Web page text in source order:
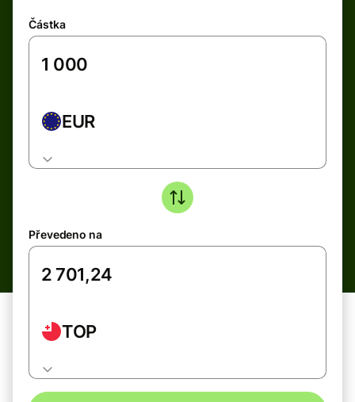
Částka
EUR
Převedeno na
TOP